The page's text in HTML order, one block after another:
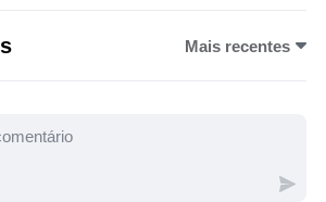
Mais recentes